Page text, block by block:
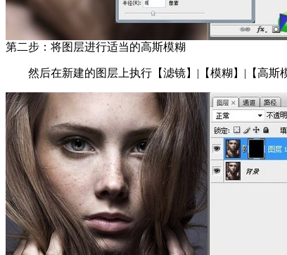
第二步：将图层进行适当的高斯模糊
然后在新建的图层上执行【滤镜】|【模糊】|【高斯